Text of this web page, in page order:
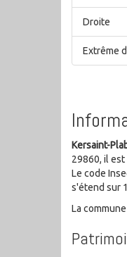
Droite
Extrême
Kersaint-
29860, il
Le code
s'étend sur
La